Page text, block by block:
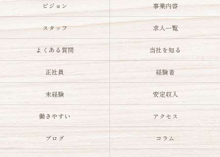
ビジョン 事業内容
スタッフ 求人一覧
よくある質問 当社を知る
正社員 経験者
未経験 安定収入
働きやすい アクセス
ブログ コラム